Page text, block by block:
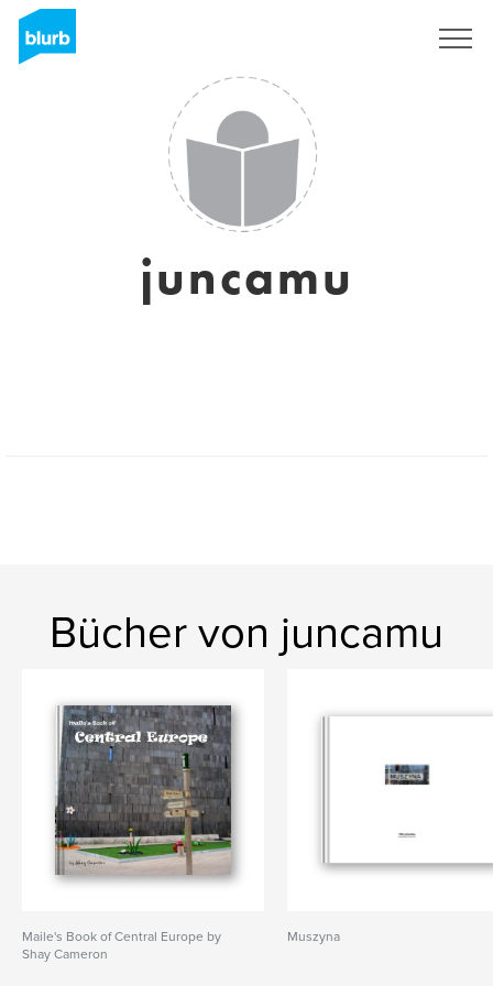
juncamu
Bücher von juncamu
Maile's Book of Central Europe by
Shay Cameron
Muszyna